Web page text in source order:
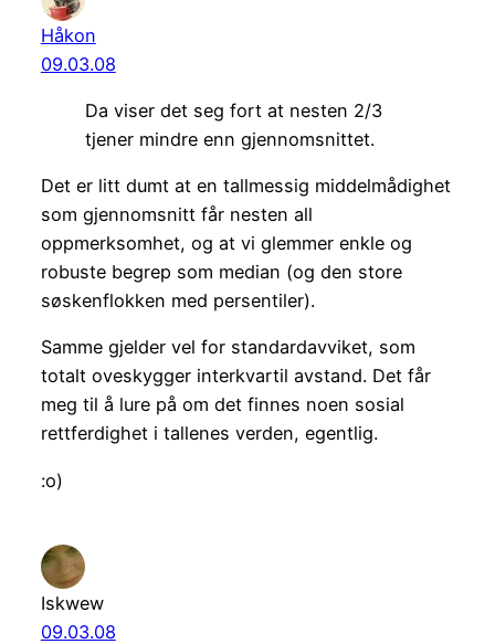
Håkon
09.03.08
Da viser det seg fort at nesten 2/3
tjener mindre enn gjennomsnittet.
Det er litt dumt at en tallmessig middelmådighet
som gjennomsnitt får nesten all
oppmerksomhet, og at vi glemmer enkle og
robuste begrep som median (og den store
søskenflokken med persentiler).
Samme gjelder vel for standardavviket, som
totalt oveskygger interkvartil avstand. Det får
meg til å lure på om det finnes noen sosial
rettferdighet i tallenes verden, egentlig.
:o)
Iskwew
09.03.08